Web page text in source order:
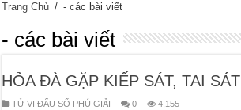
Trang Chủ / - các bài viết
- các bài viết
HỎA ĐÀ GẶP KIẾP SÁT, TAI SÁT
TỬ VI ĐẨU SỐ PHÚ GIẢI 0 4,155